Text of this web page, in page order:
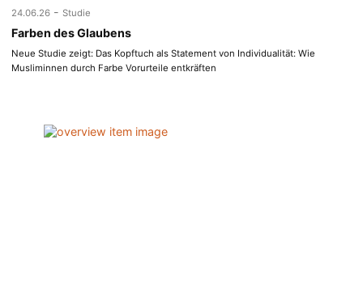
24.06.26 - Studie
Farben des Glaubens
Neue Studie zeigt: Das Kopftuch als Statement von Individualität: Wie
Musliminnen durch Farbe Vorurteile entkräften